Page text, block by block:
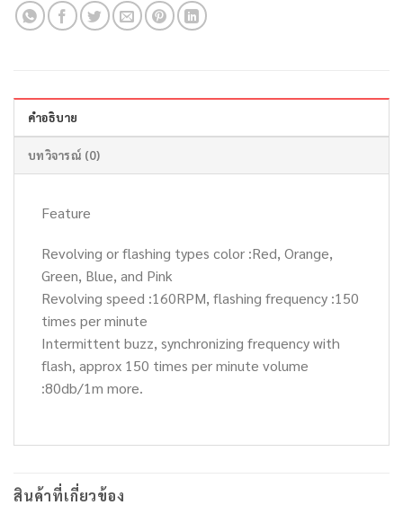
คำอธิบาย
บทวิจารณ์ (0)
Feature
Revolving or flashing types color :Red, Orange,
Green, Blue, and Pink
Revolving speed :160RPM, flashing frequency :150
times per minute
Intermittent buzz, synchronizing frequency with
flash, approx 150 times per minute volume
:80db/1m more.
สินค้าที่เกี่ยวข้อง